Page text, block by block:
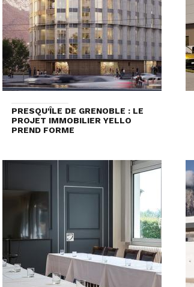
PRESQU'ÎLE DE GRENOBLE : LE
PROJET IMMOBILIER YELLO
PREND FORME